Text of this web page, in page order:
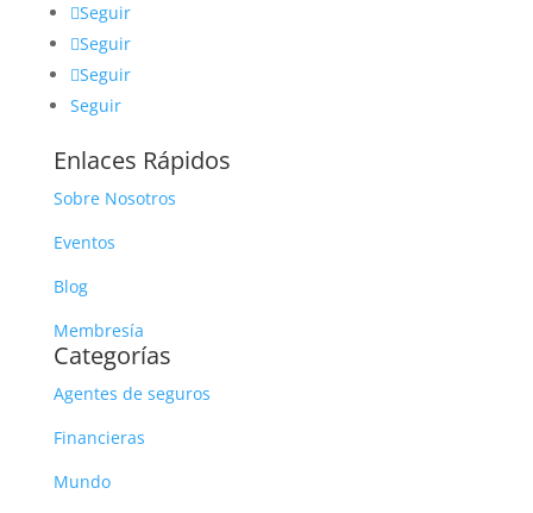
Seguir
Seguir
Seguir
Seguir
Enlaces Rápidos
Sobre Nosotros
Eventos
Blog
Membresía
Categorías
Agentes de seguros
Financieras
Mundo